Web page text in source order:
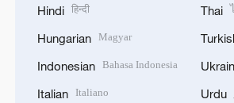
Hindi हिन्दी
Hungarian Magyar
Indonesian Bahasa Indonesia
Italian Italiano
Thai
Urdu